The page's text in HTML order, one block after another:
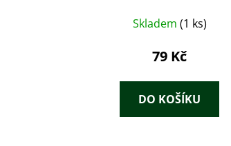
Skladem (1 ks)
79 Kč
DO KOŠÍKU